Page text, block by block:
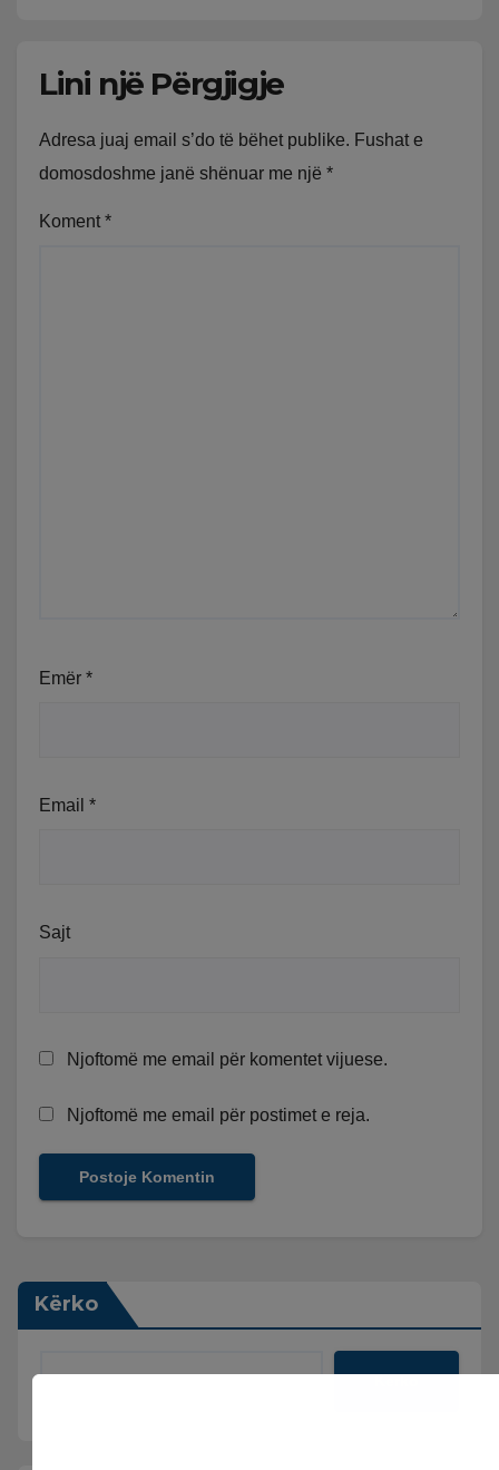
Lini një Përgjigje
Adresa juaj email s’do të bëhet publike. Fushat e
domosdoshme janë shënuar me një *
Koment *
Emër *
Email *
Sajt
Njoftomë me email për komentet vijuese.
Njoftomë me email për postimet e reja.
Kërko